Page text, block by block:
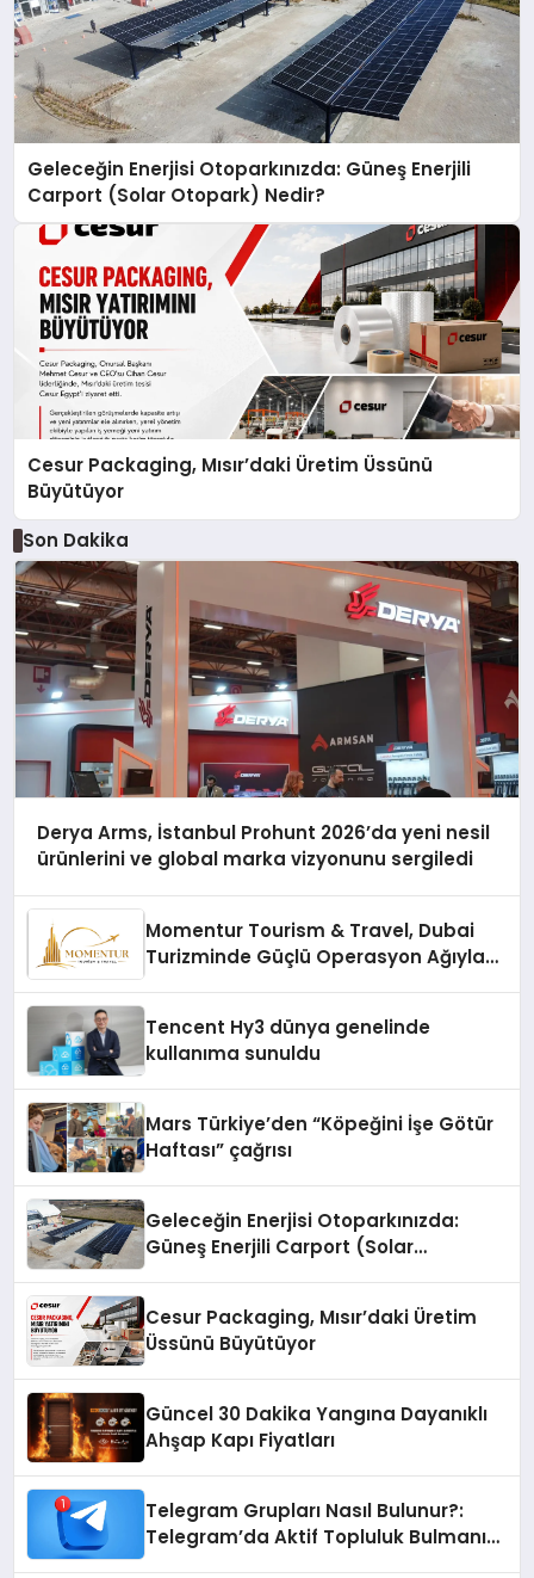
Geleceğin Enerjisi Otoparkınızda: Güneş Enerjili
Carport (Solar Otopark) Nedir?
Cesur Packaging, Mısır’daki Üretim Üssünü
Büyütüyor
Son Dakika
Derya Arms, İstanbul Prohunt 2026’da yeni nesil
ürünlerini ve global marka vizyonunu sergiledi
Momentur Tourism & Travel, Dubai
Turizminde Güçlü Operasyon Ağıyla
Tencent Hy3 dünya genelinde
kullanıma sunuldu
Mars Türkiye’den “Köpeğini İşe Götür
Haftası” çağrısı
Geleceğin Enerjisi Otoparkınızda:
Güneş Enerjili Carport (Solar
Cesur Packaging, Mısır’daki Üretim
Üssünü Büyütüyor
Güncel 30 Dakika Yangına Dayanıklı
Ahşap Kapı Fiyatları
Telegram Grupları Nasıl Bulunur?:
Telegram’da Aktif Topluluk Bulmanın